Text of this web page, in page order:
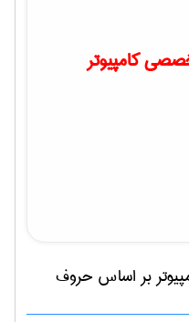
کامپیوتر
بر اساس حروف